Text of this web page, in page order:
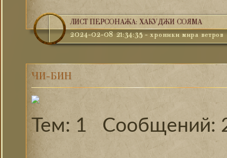
ЛИСТ ПЕРСОНАЖА: ХАКУДЖИ СОЯМА
2024-02-08 21:34:35 -хроники мира ветров
ЧИ-БИН
1